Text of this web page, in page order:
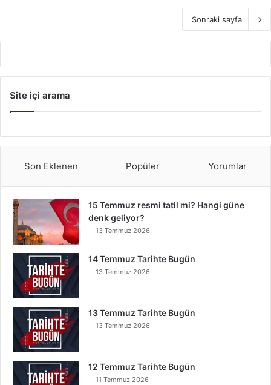
Sonraki sayfa
Site içi arama
Son Eklenen Popüler Yorumlar
15 Temmuz resmi tatil mi? Hangi güne
denk geliyor?
13 Temmuz 2026
14 Temmuz Tarihte Bugün
13 Temmuz 2026
13 Temmuz Tarihte Bugün
13 Temmuz 2026
12 Temmuz Tarihte Bugün
11 Temmuz 2026